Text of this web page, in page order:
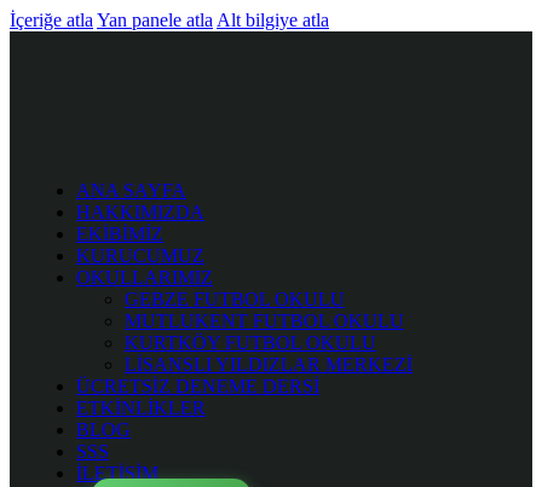
İçeriğe atla Yan panele atla Alt bilgiye atla
ANA SAYFA
HAKKIMIZDA
EKİBİMİZ
KURUCUMUZ
OKULLARIMIZ
GEBZE FUTBOL OKULU
MUTLUKENT FUTBOL OKULU
KURTKÖY FUTBOL OKULU
LİSANSLI YILDIZLAR MERKEZİ
ÜCRETSİZ DENEME DERSİ
ETKİNLİKLER
BLOG
SSS
İLETİŞİM